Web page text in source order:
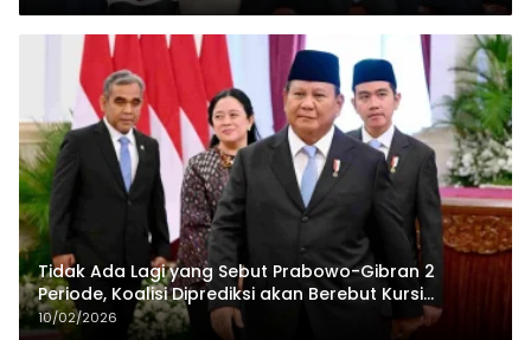
Tidak Ada Lagi yang Sebut Prabowo-Gibran 2
Periode, Koalisi Diprediksi akan Berebut Kursi
Cawapres di 2029
10/02/2026